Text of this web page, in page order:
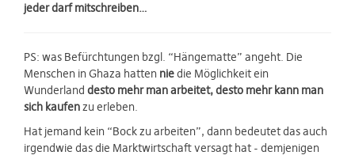
jeder darf mitschreiben…
PS: was Befürchtungen bzgl. “Hängematte” angeht. Die
Menschen in Ghaza hatten niedie Möglichkeit ein
Wunderland desto mehr man arbeitet, desto mehr kann man
sich kaufenzu erleben.
Hat jemand kein “Bock zu arbeiten”, dann bedeutet das auch
irgendwie das die Marktwirtschaft versagt hat - demjenigen